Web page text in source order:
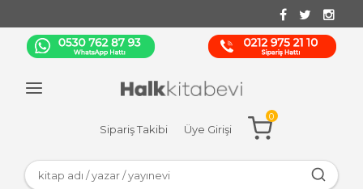
Sipariş Takibi Üye Girişi
0